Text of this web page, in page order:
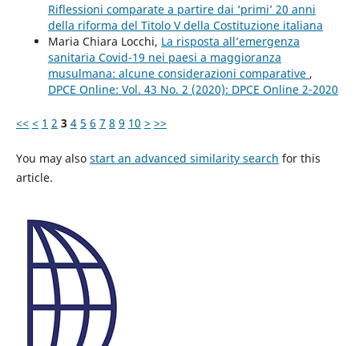
Riflessioni comparate a partire dai ‘primi’ 20 anni
della riforma del Titolo V della Costituzione italiana
Maria Chiara Locchi, La risposta all’emergenza
sanitaria Covid-19 nei paesi a maggioranza
musulmana: alcune considerazioni comparative ,
DPCE Online: Vol. 43 No. 2 (2020): DPCE Online 2-2020
<< < 1 2 3 4 5 6 7 8 9 10 > >>
You may also start an advanced similarity search for this
article.